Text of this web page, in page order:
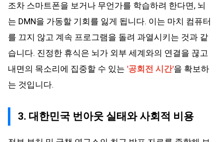
조차 스마트폰을 보거나 무언가를 학습하려 한다면, 뇌
는 DMN을 가동할 기회를 잃게 됩니다. 이는 마치 컴퓨터
를 끄지 않고 계속 프로그램을 돌려 과열시키는 것과 같
습니다. 진정한 휴식은 뇌가 외부 세계와의 연결을 끊고
내면의 목소리에 집중할 수 있는 '공회전 시간'을 확보하
는 것입니다.
3. 대한민국 번아웃 실태와 사회적 비용